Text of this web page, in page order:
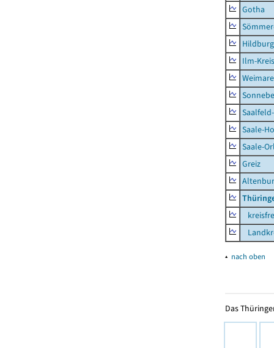
Gotha
Ilm-Kreis
Saale-
Saale-
Greiz
▴ nach oben
Das